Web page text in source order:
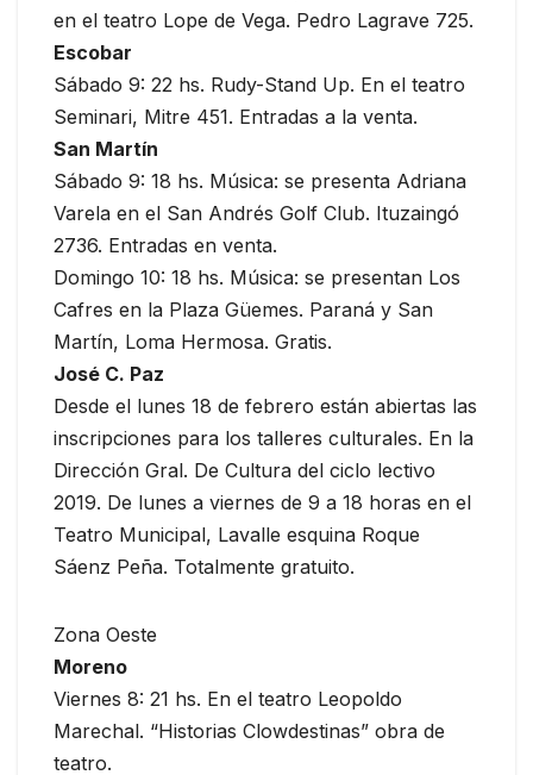
en el teatro Lope de Vega. Pedro Lagrave 725.
Escobar
Sábado 9: 22 hs. Rudy-Stand Up. En el teatro
Seminari, Mitre 451. Entradas a la venta.
San Martín
Sábado 9: 18 hs. Música: se presenta Adriana
Varela en el San Andrés Golf Club. Ituzaingó
2736. Entradas en venta.
Domingo 10: 18 hs. Música: se presentan Los
Cafres en la Plaza Güemes. Paraná y San
Martín, Loma Hermosa. Gratis.
José C. Paz
Desde el lunes 18 de febrero están abiertas las
inscripciones para los talleres culturales. En la
Dirección Gral. De Cultura del ciclo lectivo
2019. De lunes a viernes de 9 a 18 horas en el
Teatro Municipal, Lavalle esquina Roque
Sáenz Peña. Totalmente gratuito.
Zona Oeste
Moreno
Viernes 8: 21 hs. En el teatro Leopoldo
Marechal. “Historias Clowdestinas” obra de
teatro.